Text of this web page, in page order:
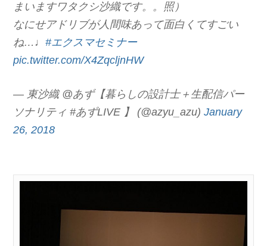
まいますワタクシ沙織です。。照）
なにせアドリブが人間味あって面白くてすごい
ね…♩#エクスマセミナー
pic.twitter.com/X4ZqcljnHW
— 東沙織 @あず【暮らしの設計士＋生配信パー
ソナリティ #あずLIVE 】 (@azyu_azu)January
26, 2018